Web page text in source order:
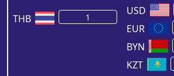
THB
USD
EUR
BYN
KZT